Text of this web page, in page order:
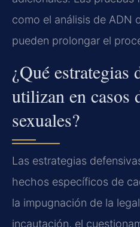
como el análisis de ADN
pueden prolongar el
¿Qué estrategias
utilizan en casos
sexuales?
Las estrategias
hechos específicos de
la impugnación de la
incautación, el